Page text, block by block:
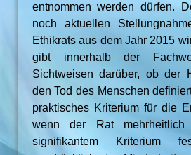
entnommen werden dürfen.
noch aktuellen
Ethikrats aus dem Jahr 2015
gibt innerhalb der
Sichtweisen darüber, ob der
den Tod des Menschen
praktisches Kriterium für die
wenn der Rat
signifikantem Kriterium